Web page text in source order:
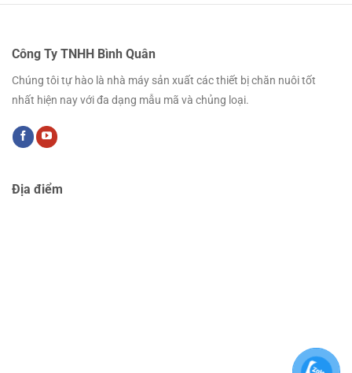
Công Ty TNHH Bình Quân
Chúng tôi tự hào là nhà máy sản xuất các thiết bị chăn nuôi tốt
nhất hiện nay với đa dạng mẫu mã và chủng loại.
Địa điểm